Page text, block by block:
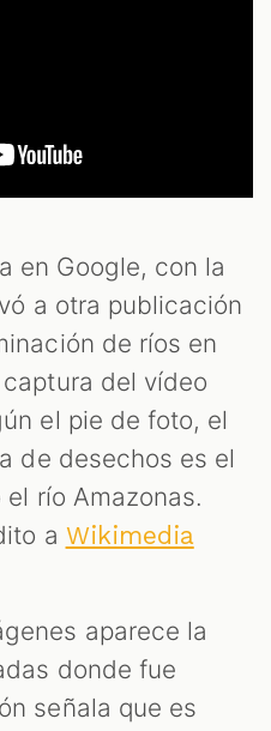
en Google, con la
a otra publicación
de ríos en
del vídeo
el pie de foto, el
de desechos es el
río Amazonas.
a Wikimedia
aparece la
donde fue
señala que es